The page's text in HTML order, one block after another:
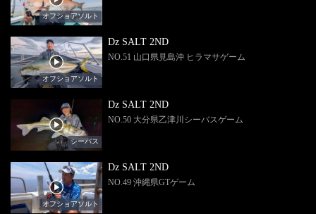
オフショアソルト
オフショアソルト
Dz SALT 2ND
NO.51 山口県見島沖 ヒラマサゲーム
シーバス
Dz SALT 2ND
NO.50 大分県乙津川シーバスゲーム
オフショアソルト
Dz SALT 2ND
NO.49 沖縄県GTゲーム